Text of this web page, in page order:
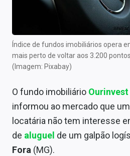
Central de Fundos Imobiliários
Central dos IPOs
Renda Fixa
Mercados
Economia
Empresas
Índice de fundos imobiliários opera
mais perto de voltar aos 3.200
(Imagem: Pixabay)
O fundo imobiliário
informou ao mercado que
locatária não tem interesse
de aluguel de um galpão
Fora (MG).